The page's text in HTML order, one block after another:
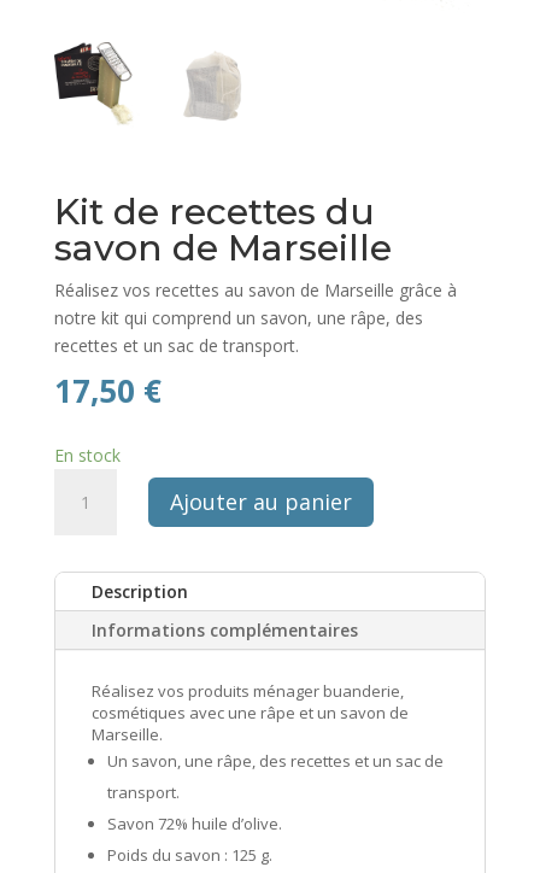
Kit de recettes du
savon de Marseille
Réalisez vos recettes au savon de Marseille grâce à
notre kit qui comprend un savon, une râpe, des
recettes et un sac de transport.
17,50 €
En stock
recettes
savon
Marseille
Ajouter au panier
Description
Informations complémentaires
Réalisez vos produits ménager buanderie,
cosmétiques avec une râpe et un savon de
Marseille.
Un savon, une râpe, des recettes et un sac de
transport.
Savon 72% huile d’olive.
Poids du savon : 125 g.